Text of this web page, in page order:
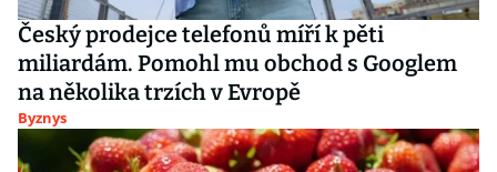
Český prodejce telefonů míří k pěti
miliardám. Pomohl mu obchod s Googlem
na několika trzích v Evropě
Byznys